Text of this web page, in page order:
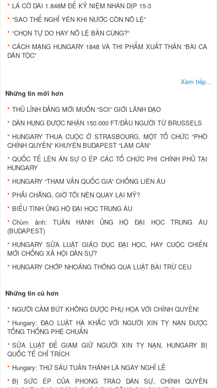
LÁ CỜ DÀI 1.848M ĐỂ KỶ NIỆM NHÂN DỊP 15-3
“SAO THỂ NGHỈ YÊN KHI NƯỚC CÒN NÔ LỆ”
“CHỌN TỰ DO HAY NÔ LỆ BẦN CÙNG?”
CÁCH MẠNG HUNGARY 1848 VÀ THI PHẨM XUẤT THẦN “BÀI CA
DÂN TỘC”
Xem tiếp...
Những tin mới hơn
THỦ LĨNH ĐẢNG MỚI MUỐN “SOI” GIỚI LÃNH ĐẠO
DÂN HUNG ĐƯỢC NHẬN 150.000 FT/ĐẦU NGƯỜI TỪ BRUSSELS
HUNGARY THUA CUỘC Ở STRASBOURG, MỘT TỔ CHỨC “PHÒ
CHÍNH QUYỀN” KHUYÊN BUDAPEST “LÀM CÀN”
QUỐC TẾ LÊN ÁN SỰ O ÉP CÁC TỔ CHỨC PHI CHÍNH PHỦ TẠI
HUNGARY
HUNGARY “THAM VẤN QUỐC GIA” CHỐNG LIÊN ÂU
PHẢI CHĂNG, GIỜ TÔI NÊN QUAY LẠI MỸ?
BIỂU TÌNH ỦNG HỘ ĐẠI HỌC TRUNG ÂU
Chùm ảnh: TUẦN HÀNH ỦNG HỘ ĐẠI HỌC TRUNG ÂU
(BUDAPEST)
HUNGARY SỬA LUẬT GIÁO DỤC ĐẠI HỌC, HAY CUỘC CHIẾN
MỚI CHỐNG XÃ HỘI DÂN SỰ?
HUNGARY CHỚP NHOÁNG THÔNG QUA LUẬT BÀI TRỪ CEU
Những tin cũ hơn
NGƯỜI CẦM BÚT KHÔNG ĐƯỢC PHỤ HỌA VỚI CHÍNH QUYỀN!
Hungary: ĐẠO LUẬT HÀ KHẮC VỚI NGƯỜI XIN TỴ NẠN ĐƯỢC
TỔNG THỐNG PHÊ CHUẨN
SỬA LUẬT ĐỂ GIAM GIỮ NGƯỜI XIN TỴ NẠN, HUNGARY BỊ
QUỐC TẾ CHỈ TRÍCH
Hungary: THỨ SÁU TUẦN THÁNH LÀ NGÀY NGHỈ LỄ
BỊ SỨC ÉP CỦA PHONG TRÀO DÂN SỰ, CHÍNH QUYỀN